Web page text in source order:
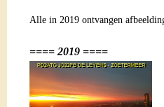
Alle in 2019 ontvangen
==== 2019 ====